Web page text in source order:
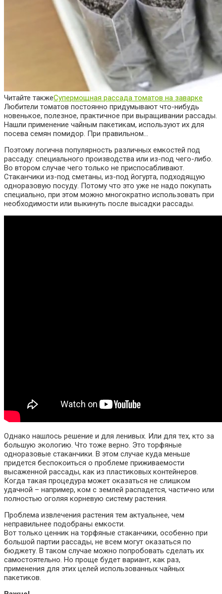
Читайте такжеСупермощная рассада томатов на заварке
Любители томатов постоянно придумывают что-нибудь
новенькое, полезное, практичное при выращивании рассады.
Нашли применение чайным пакетикам, используют их для
посева семян помидор. При правильном…
Поэтому логична популярность различных емкостей под
рассаду: специального производства или из-под чего-либо.
Во втором случае чего только не приспосабливают.
Стаканчики из-под сметаны, из-под йогурта, подходящую
одноразовую посуду. Потому что это уже не надо покупать
специально, при этом можно многократно использовать при
необходимости или выкинуть после высадки рассады.
Однако нашлось решение и для ленивых. Или для тех, кто за
большую экологию. Что тоже верно. Это торфяные
одноразовые стаканчики. В этом случае куда меньше
придется беспокоиться о проблеме приживаемости
высаженной рассады, как из пластиковых контейнеров.
Когда такая процедура может оказаться не слишком
удачной – например, ком с землей распадется, частично или
полностью оголяя корневую систему растения.
Проблема извлечения растения тем актуальнее, чем
неправильнее подобраны емкости.
Вот только ценник на торфяные стаканчики, особенно при
большой партии рассады, не всем могут оказаться по
бюджету. В таком случае можно попробовать сделать их
самостоятельно. Но проще будет вариант, как раз,
применения для этих целей использованных чайных
пакетиков.